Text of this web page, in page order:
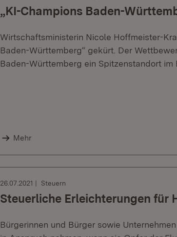
„KI-Champions Baden-
Wirtschaftsministerin Nicole Hoffmeister-
Baden-Württemberg“ gekürt. Der
Baden-Württemberg ein Spitzenstandort im
Mehr
26.07.2021 Steuern
Steuerliche Erleichterungen für
Bürgerinnen und Bürger sowie